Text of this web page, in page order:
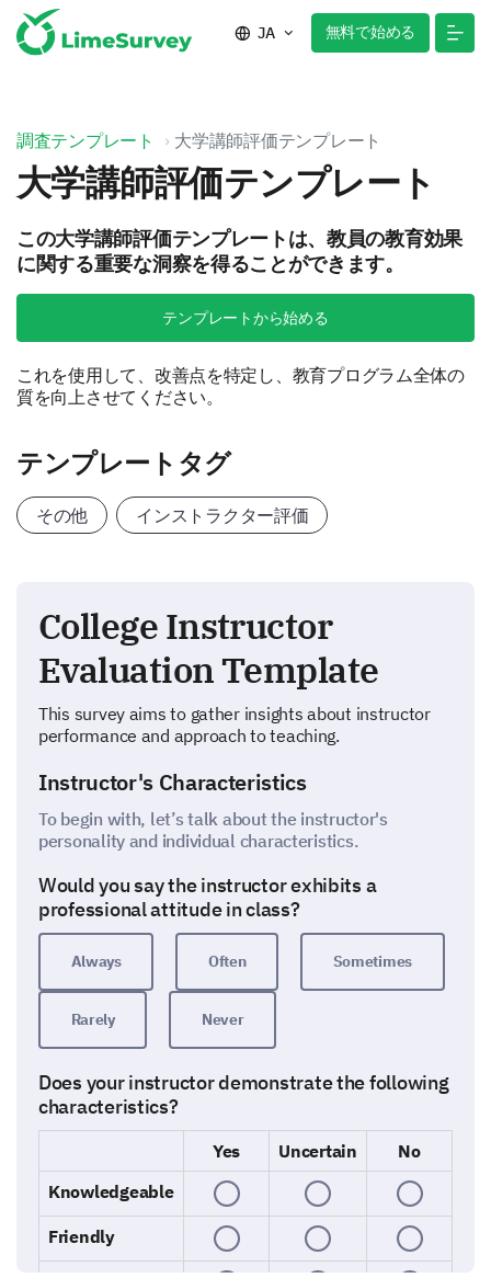
JA 無料で始める
調査テンプレート 大学講師評価テンプレート
大学講師評価テンプレート
この大学講師評価テンプレートは、教員の教育効果
に関する重要な洞察を得ることができます。
テンプレートから始める
これを使用して、改善点を特定し、教育プログラム全体の
質を向上させてください。
テンプレートタグ
その他 インストラクター評価
College Instructor
Evaluation Template
This survey aims to gather insights about instructor
performance and approach to teaching.
Instructor's Characteristics
To begin with, let’s talk about the instructor's
personality and individual characteristics.
Would you say the instructor exhibits a
professional attitude in class?
Always Often Sometimes
Rarely Never
Does your instructor demonstrate the following
characteristics?
Yes Uncertain
No
Knowledgeable
Friendly